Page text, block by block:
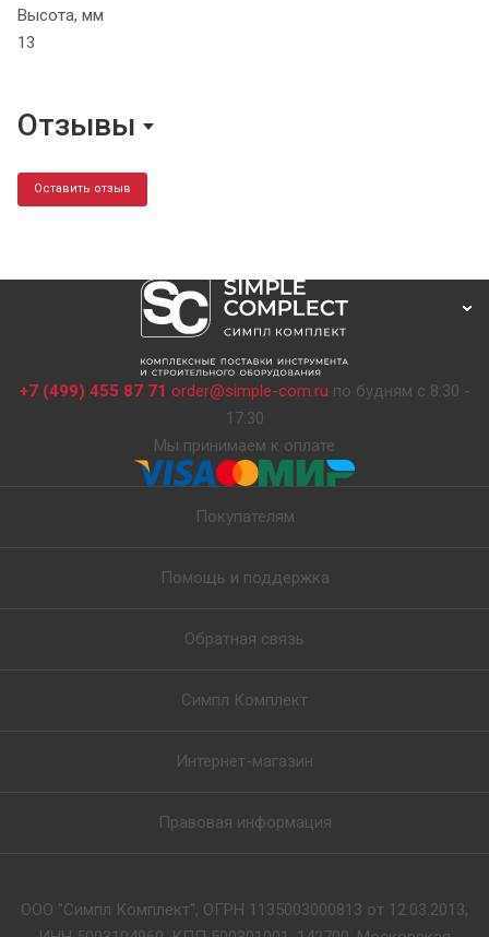
Высота, мм
13
Отзывы
Оставить отзыв
+7 (499) 455 87 71 order@simple-com.ru по будням с 8:30 -
17:30
Мы принимаем к оплате
Покупателям
Помощь и поддержка
Обратная связь
Симпл Комплект
Интернет-магазин
Правовая информация
ООО "Симпл Комплект", ОГРН 1135003000813 от 12.03.2013,